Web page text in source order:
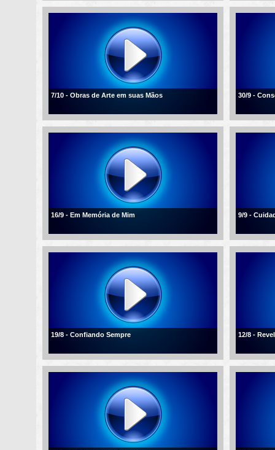
7/10 - Obras de Arte em suas Mãos 30/9 -
16/9 - Em Memória de Mim 9/9 -
19/8 - Confiando Sempre 12/8 -